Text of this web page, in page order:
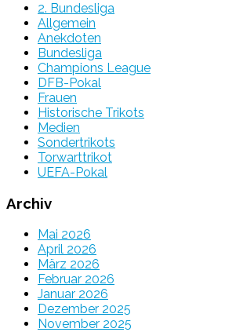
2. Bundesliga
Allgemein
Anekdoten
Bundesliga
Champions League
DFB-Pokal
Frauen
Historische Trikots
Medien
Sondertrikots
Torwarttrikot
UEFA-Pokal
Archiv
Mai 2026
April 2026
März 2026
Februar 2026
Januar 2026
Dezember 2025
November 2025